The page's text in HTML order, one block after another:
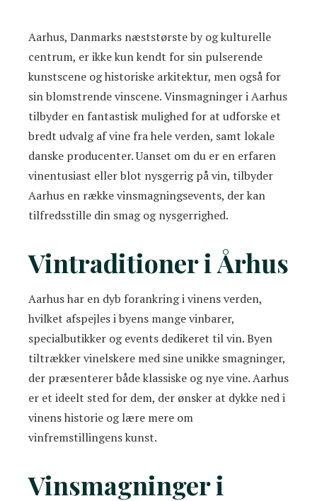
Aarhus, Danmarks næststørste by og kulturelle
centrum, er ikke kun kendt for sin pulserende
kunstscene og historiske arkitektur, men også for
sin blomstrende vinscene. Vinsmagninger i Aarhus
tilbyder en fantastisk mulighed for at udforske et
bredt udvalg af vine fra hele verden, samt lokale
danske producenter. Uanset om du er en erfaren
vinentusiast eller blot nysgerrig på vin, tilbyder
Aarhus en række vinsmagningsevents, der kan
tilfredsstille din smag og nysgerrighed.
Vintraditioner i Århus
Aarhus har en dyb forankring i vinens verden,
hvilket afspejles i byens mange vinbarer,
specialbutikker og events dedikeret til vin. Byen
tiltrækker vinelskere med sine unikke smagninger,
der præsenterer både klassiske og nye vine. Aarhus
er et ideelt sted for dem, der ønsker at dykke ned i
vinens historie og lære mere om
vinfremstillingens kunst.
Vinsmagninger i